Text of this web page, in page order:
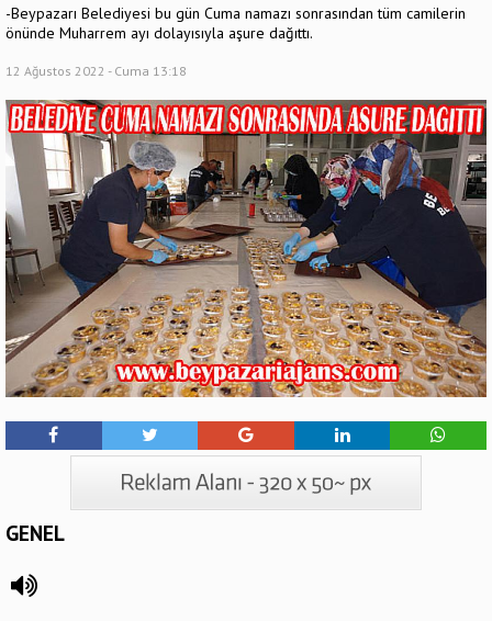
-Beypazarı Belediyesi bu gün Cuma namazı sonrasından tüm camilerin
önünde Muharrem ayı dolayısıyla aşure dağıttı.
12 Ağustos 2022 - Cuma 13:18
GENEL